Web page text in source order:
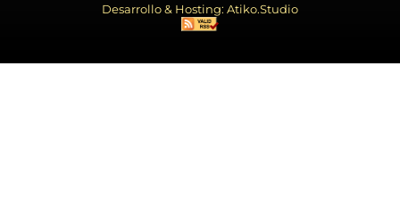
Desarrollo & Hosting: Atiko.Studio